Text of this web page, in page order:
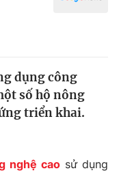
dụng công
số hộ nông
triển khai.
nghệ cao sử dụng